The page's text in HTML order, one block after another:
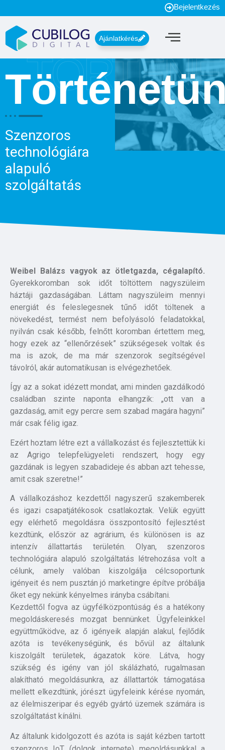
Bejelentkezés
Ajánlatkérés
Szenzoros
technológiára
alapuló
szolgáltatás
Weibel Balázs vagyok az ötletgazda, cégalapító.
Gyerekkoromban sok időt töltöttem nagyszüleim
háztáji gazdaságában. Láttam nagyszüleim mennyi
energiát és feleslegesnek tűnő időt töltenek a
növekedést, termést nem befolyásoló feladatokkal,
nyilván csak később, felnőtt koromban értettem meg,
hogy ezek az “ellenőrzések” szükségesek voltak és
ma is azok, de ma már szenzorok segítségével
távolról, akár automatikusan is elvégezhetőek.
Így az a sokat idézett mondat, ami minden gazdálkodó
családban szinte naponta elhangzik: „ott van a
gazdaság, amit egy percre sem szabad magára hagyni”
már csak félig igaz.
Ezért hoztam létre ezt a vállalkozást és fejlesztettük ki
az Agrigo telepfelügyeleti rendszert, hogy egy
gazdának is legyen szabadideje és abban azt tehesse,
amit csak szeretne!”
A vállalkozáshoz kezdettől nagyszerű szakemberek
és igazi csapatjátékosok csatlakoztak. Velük együtt
egy elérhető megoldásra összpontosító fejlesztést
kezdtünk, először az agrárium, és különösen is az
intenzív állattartás területén. Olyan, szenzoros
technológiára alapuló szolgáltatás létrehozása volt a
célunk, amely valóban kiszolgálja célcsoportunk
igényeit és nem pusztán jó marketingre építve próbálja
őket egy nekünk kényelmes irányba csábítani.
Kezdettől fogva az ügyfélközpontúság és a hatékony
megoldáskeresés mozgat bennünket. Ügyfeleinkkel
együttműködve, az ő igényeik alapján alakul, fejlődik
azóta is tevékenységünk, és bővül az általunk
kiszolgált területek, ágazatok köre. Látva, hogy
szükség és igény van jól skálázható, rugalmasan
alakítható megoldásunkra, az állattartók támogatása
mellett elkezdtünk, jórészt ügyfeleink kérése nyomán,
az élelmiszeripar és egyéb gyártó üzemek számára is
szolgáltatást kínálni.
Az általunk kidolgozott és azóta is saját kézben tartott